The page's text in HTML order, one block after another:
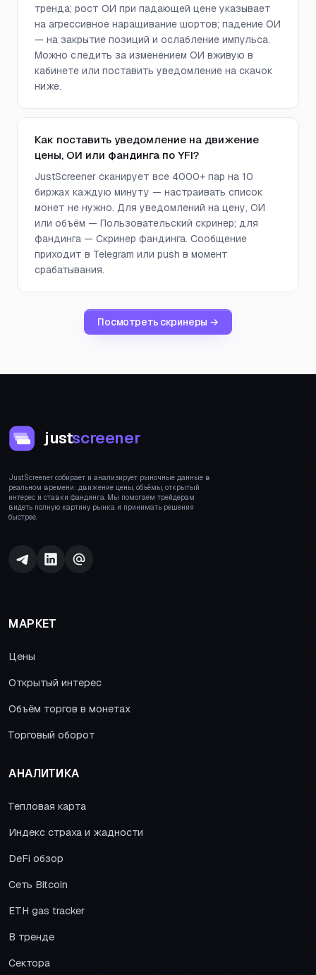
тренда; рост ОИ при падающей цене указывает
на агрессивное наращивание шортов; падение ОИ
— на закрытие позиций и ослабление импульса.
Можно следить за изменением ОИ вживую в
кабинете или поставить уведомление на скачок
ниже.
Как поставить уведомление на движение
цены, ОИ или фандинга по YFI?
JustScreener сканирует все 4000+ пар на 10
биржах каждую минуту — настраивать список
монет не нужно. Для уведомлений на цену, ОИ
или объём — Пользовательский скринер; для
фандинга — Скринер фандинга. Сообщение
приходит в Telegram или push в момент
срабатывания.
Посмотреть скринеры →
justscreener
JustScreener собирает и анализирует рыночные данные в
реальном времени: движение цены, объёмы, открытый
интерес и ставки фандинга. Мы помогаем трейдерам
видеть полную картину рынка и принимать решения
быстрее.
МАРКЕТ
Цены
Открытый интерес
Объём торгов в монетах
Торговый оборот
АНАЛИТИКА
Тепловая карта
Индекс страха и жадности
DeFi обзор
Сеть Bitcoin
ETH gas tracker
В тренде
Сектора